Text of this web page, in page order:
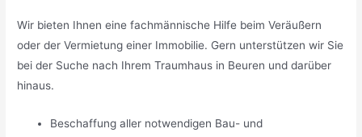
Wir bieten Ihnen eine fachmännische Hilfe beim Veräußern
oder der Vermietung einer Immobilie. Gern unterstützen wir Sie
bei der Suche nach Ihrem Traumhaus in Beuren und darüber
hinaus.
Beschaffung aller notwendigen Bau- und